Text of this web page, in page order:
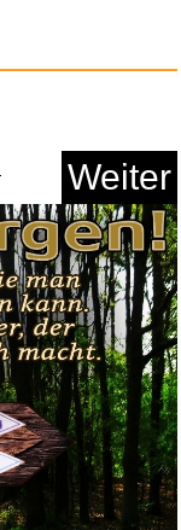
Anzeige
Weiter